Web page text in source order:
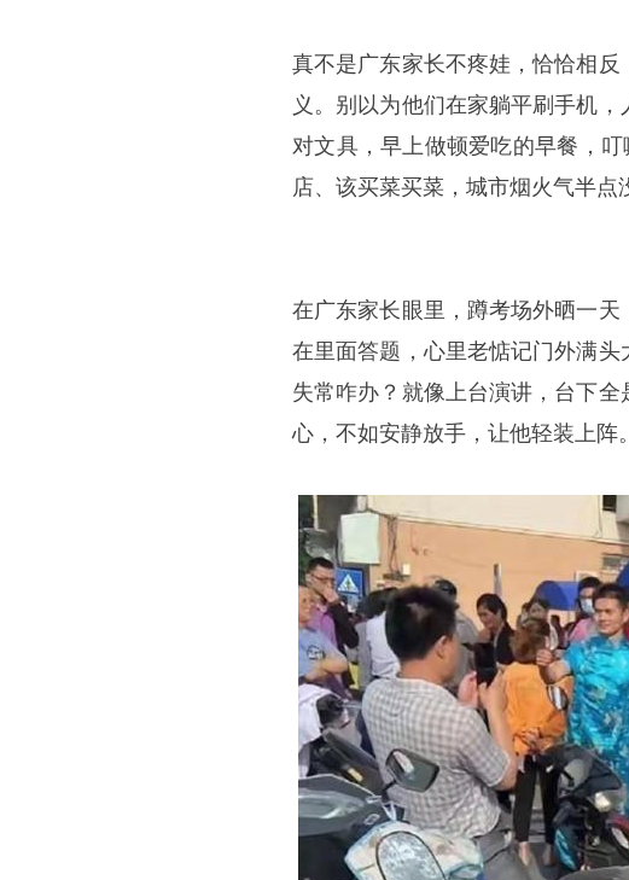
真不是广东家长不疼娃，恰恰相
义。别以为他们在家躺平刷手机
对文具，早上做顿爱吃的早餐，
店、该买菜买菜，城市烟火气半点
在广东家长眼里，蹲考场外晒一
在里面答题，心里老惦记门外满
失常咋办？就像上台演讲，台下
心，不如安静放手，让他轻装上阵。